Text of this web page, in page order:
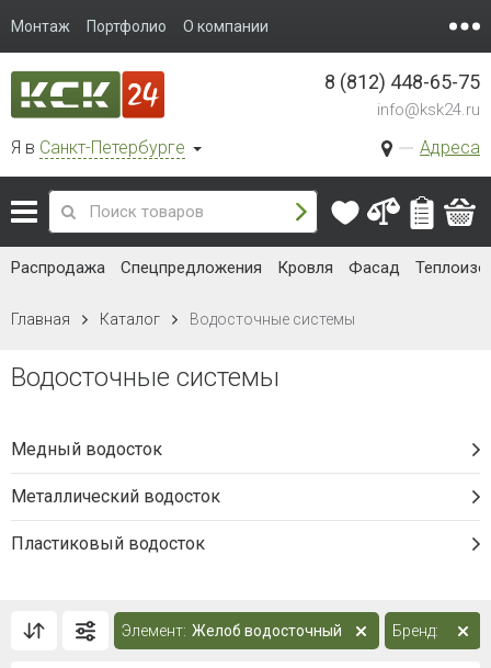
Монтаж Портфолио О компании
Я в Санкт-Петербурге Адреса
8 (812) 448-65-75
info@ksk24.ru
Распродажа Спецпредложения Кровля Фасад
Главная Каталог Водосточные системы
Водосточные системы
Медный водосток
Металлический водосток
Пластиковый водосток
Элемент: Желоб водосточный Бренд: